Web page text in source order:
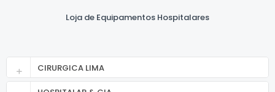
Loja de Equipamentos Hospitalares
CIRURGICA LIMA